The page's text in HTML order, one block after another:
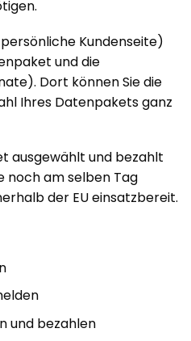
Kundenseite)
und die
Dort können Sie die
Ihres Datenpakets ganz
ausgewählt und bezahlt
noch am selben Tag
der EU einsatzbereit.
und bezahlen